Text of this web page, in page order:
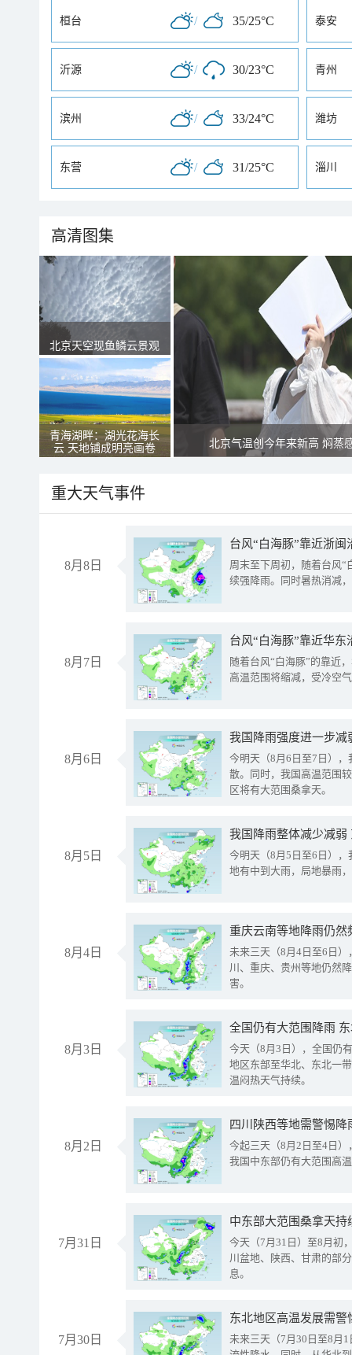
桓台 / 35/25°C 泰安
沂源 / 30/23°C 青州
滨州 / 33/24°C 潍坊
东营 / 31/25°C 淄川
高清图集
北京天空现鱼鳞云景观
青海湖畔：湖光花海长
云 天地铺成明亮画卷
北京气温创今年来新高 焖蒸
重大天气事件
8月8日
台风“白海豚”靠近浙
周末至下周初，随着台风“
续强降雨。同时暑热消减
8月7日
台风“白海豚”靠近华
随着台风“白海豚”的靠近
高温范围将缩减，受冷空
8月6日
今明天（8月6日至7日）
散。同时，我国高温范围
区将有大范围桑拿天。
8月5日
我国降雨整体减少减弱
今明天（8月5日至6日）
地有中到大雨，局地暴雨
8月4日
重庆云南等地降雨仍然
未来三天（8月4日至6日
川、重庆、贵州等地仍然
害。
8月3日
全国仍有大范围降雨
今天（8月3日），全国仍
地区东部至华北、东北一
温闷热天气持续。
8月2日
今起三天（8月2日至4日
我国中东部仍有大范围高
7月31日
中东部大范围桑拿天
今天（7月31日）至8月初
川盆地、陕西、甘肃的部
息。
7月30日
东北地区高温发展需
未来三天（7月30日至8月